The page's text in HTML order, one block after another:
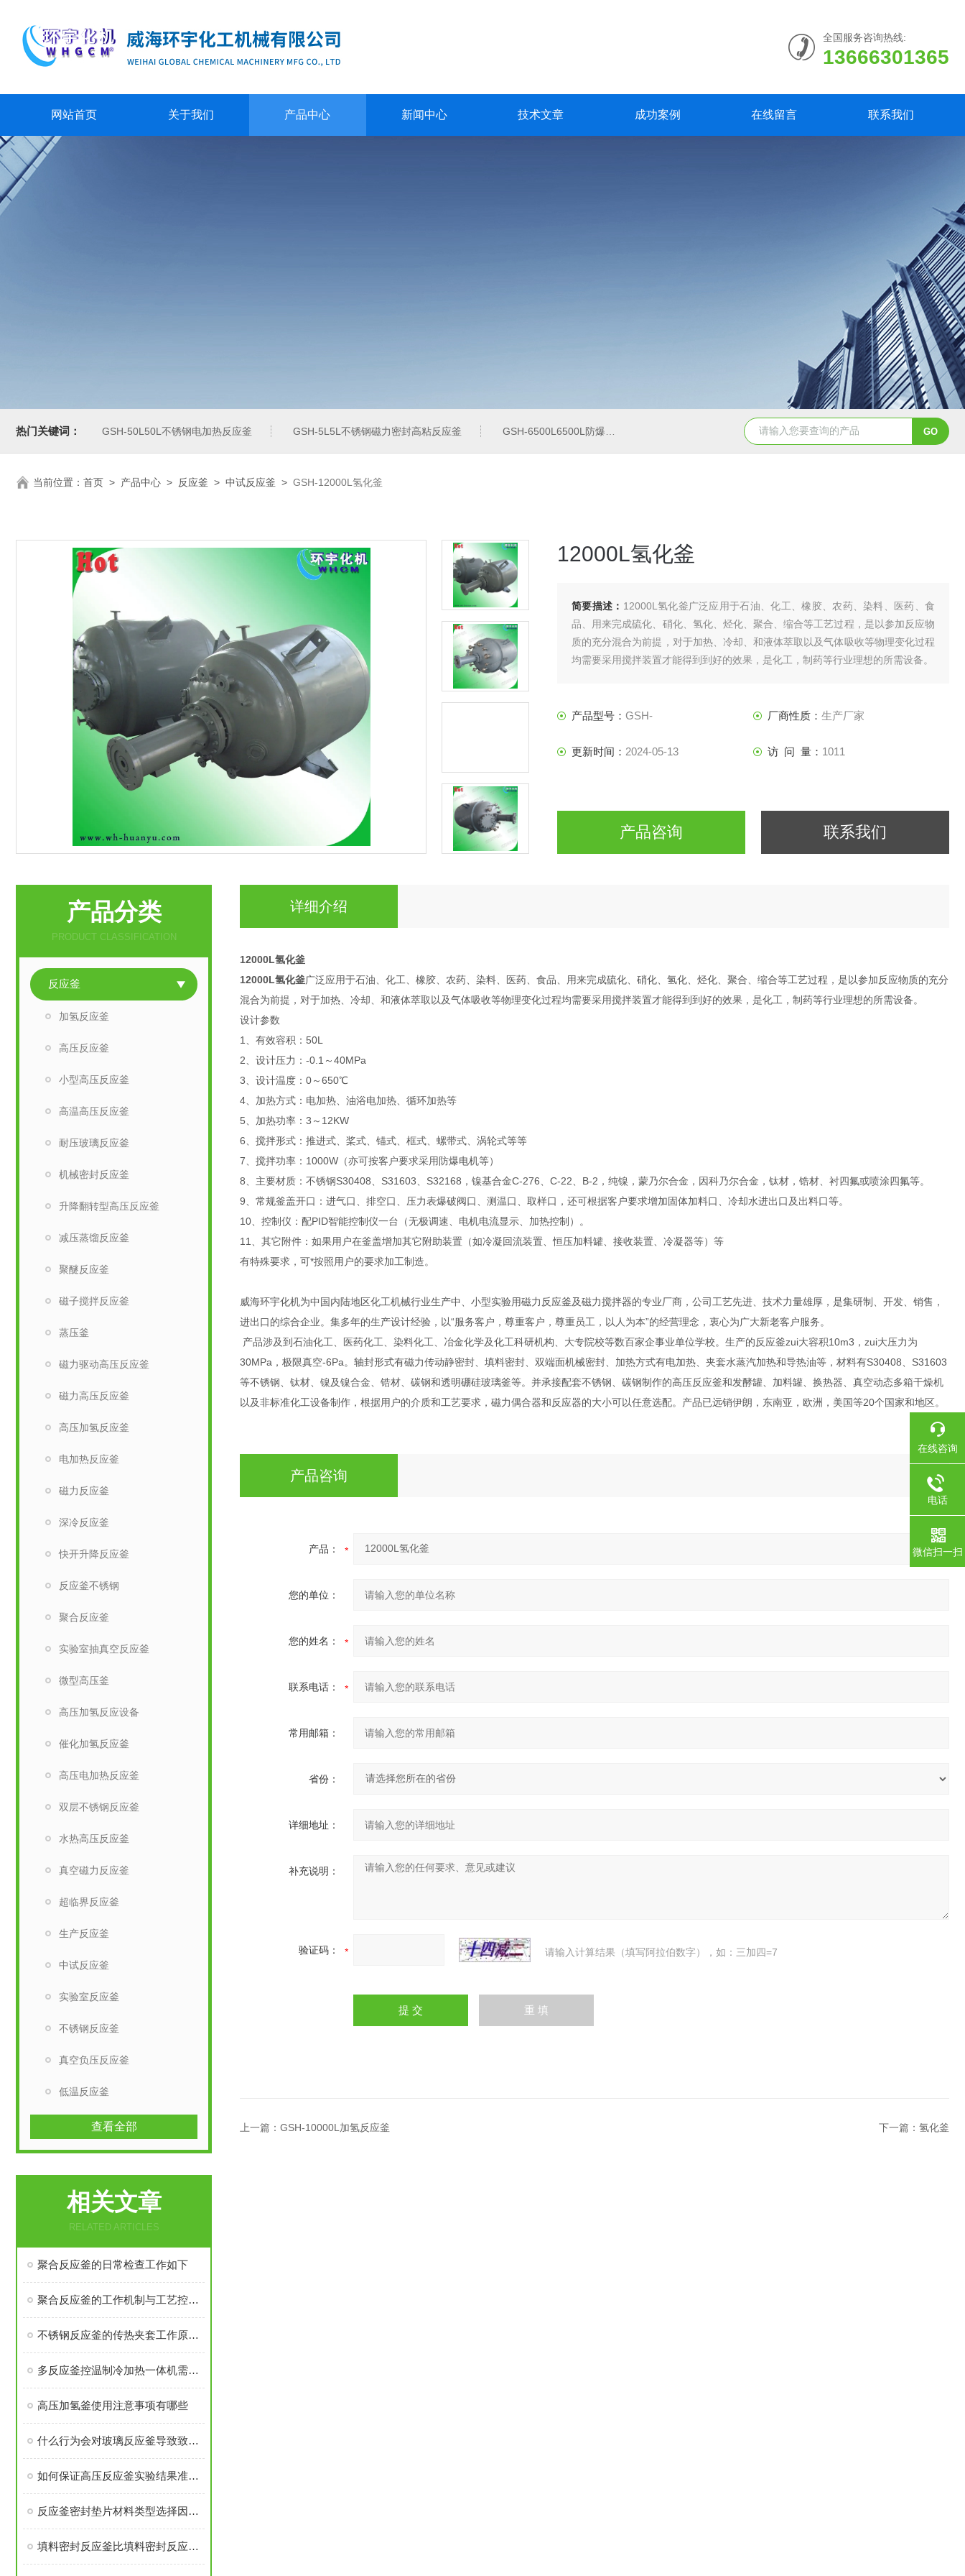
全国服务咨询热线:
13666301365
网站首页 关于我们 产品中心 新闻中心 技术文章 成功案例 在线留言 联系我们
热门关键词： GSH-50L50L不锈钢电加热反应釜 GSH-5L5L不锈钢磁力密封高粘反应釜 GSH-6500L6500L防爆加氢工业反应釜 GSH-0.5L0.5L不锈钢磁力密封聚酯反应釜
当前位置： 首页 > 产品中心 > 反应釜 > 中试反应釜 > GSH-12000L氢化釜
12000L氢化釜
简要描述： 12000L氢化釜广泛应用于石油、化工、橡胶、农药、染料、医药、食
品、用来完成硫化、硝化、氢化、烃化、聚合、缩合等工艺过程，是以参加反应物
质的充分混合为前提，对于加热、冷却、和液体萃取以及气体吸收等物理变化过程
均需要采用搅拌装置才能得到到好的效果，是化工，制药等行业理想的所需设备。
产品型号： GSH- 厂商性质： 生产厂家
更新时间： 2024-05-13 访 问 量： 1011
产品咨询 联系我们
产品分类
PRODUCT CLASSIFICATION
反应釜
加氢反应釜
高压反应釜
小型高压反应釜
高温高压反应釜
耐压玻璃反应釜
机械密封反应釜
升降翻转型高压反应釜
减压蒸馏反应釜
聚醚反应釜
磁子搅拌反应釜
蒸压釜
磁力驱动高压反应釜
磁力高压反应釜
高压加氢反应釜
电加热反应釜
磁力反应釜
深冷反应釜
快开升降反应釜
反应釜不锈钢
聚合反应釜
实验室抽真空反应釜
微型高压釜
高压加氢反应设备
催化加氢反应釜
高压电加热反应釜
双层不锈钢反应釜
水热高压反应釜
真空磁力反应釜
超临界反应釜
生产反应釜
中试反应釜
实验室反应釜
不锈钢反应釜
真空负压反应釜
低温反应釜
查看全部
相关文章
RELATED ARTICLES
聚合反应釜的日常检查工作如下
聚合反应釜的工作机制与工艺控制解析
不锈钢反应釜的传热夹套工作原理是什么
多反应釜控温制冷加热一体机需注意安装过程有那些
高压加氢釜使用注意事项有哪些
什么行为会对玻璃反应釜导致致命伤害
如何保证高压反应釜实验结果准确可靠
反应釜密封垫片材料类型选择因素是什么？
填料密封反应釜比填料密封反应釜有那些优势
详细介绍
12000L氢化釜
12000L氢化釜广泛应用于石油、化工、橡胶、农药、染料、医药、食品、用来完成硫化、硝化、氢化、烃化、聚合、缩合等工艺过程，是以参加反应物质的充分
混合为前提，对于加热、冷却、和液体萃取以及气体吸收等物理变化过程均需要采用搅拌装置才能得到到好的效果，是化工，制药等行业理想的所需设备。
设计参数
1、有效容积：50L
2、设计压力：-0.1～40MPa
3、设计温度：0～650℃
4、加热方式：电加热、油浴电加热、循环加热等
5、加热功率：3～12KW
6、搅拌形式：推进式、桨式、锚式、框式、螺带式、涡轮式等等
7、搅拌功率：1000W（亦可按客户要求采用防爆电机等）
8、主要材质：不锈钢S30408、S31603、S32168，镍基合金C-276、C-22、B-2，纯镍，蒙乃尔合金，因科乃尔合金，钛材，锆材、衬四氟或喷涂四氟等。
9、常规釜盖开口：进气口、排空口、压力表爆破阀口、测温口、取样口，还可根据客户要求增加固体加料口、冷却水进出口及出料口等。
10、控制仪：配PID智能控制仪一台（无极调速、电机电流显示、加热控制）。
11、其它附件：如果用户在釜盖增加其它附助装置（如冷凝回流装置、恒压加料罐、接收装置、冷凝器等）等
有特殊要求，可*按照用户的要求加工制造。
威海环宇化机为中国内陆地区化工机械行业生产中、小型实验用磁力反应釜及磁力搅拌器的专业厂商，公司工艺先进、技术力量雄厚，是集研制、开发、销售，
进出口的综合企业。集多年的生产设计经验，以“服务客户，尊重客户，尊重员工，以人为本”的经营理念，衷心为广大新老客户服务。
产品涉及到石油化工、医药化工、染料化工、冶金化学及化工科研机构、大专院校等数百家企事业单位学校。生产的反应釜zui大容积10m3，zui大压力为
30MPa，极限真空-6Pa。轴封形式有磁力传动静密封、填料密封、双端面机械密封、加热方式有电加热、夹套水蒸汽加热和导热油等，材料有S30408、S31603
等不锈钢、钛材、镍及镍合金、锆材、碳钢和透明硼硅玻璃釜等。并承接配套不锈钢、碳钢制作的高压反应釜和发酵罐、加料罐、换热器、真空动态多箱干燥机
以及非标准化工设备制作，根据用户的介质和工艺要求，磁力偶合器和反应器的大小可以任意选配。产品已远销伊朗，东南亚，欧洲，美国等20个国家和地区。
产品咨询
产品：
您的单位：
您的姓名：
联系电话：
常用邮箱：
省份：
详细地址：
补充说明：
验证码： 请输入计算结果（填写阿拉伯数字），如：三加四=7
上一篇： GSH-10000L加氢反应釜 下一篇： 氢化釜
在线咨询
电话
微信扫一扫